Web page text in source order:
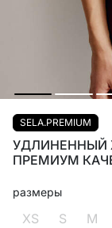
SELA.PREMIUM
УДЛИНЕННЫЙ
ПРЕМИУМ
размеры
XS S M